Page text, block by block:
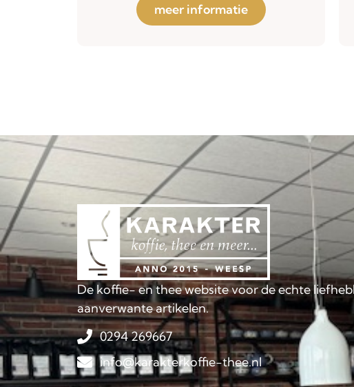
meer informatie
De koffie- en thee website voor de echte
aanverwante artikelen.
0294 269667
info@karakterkoffie-thee.nl